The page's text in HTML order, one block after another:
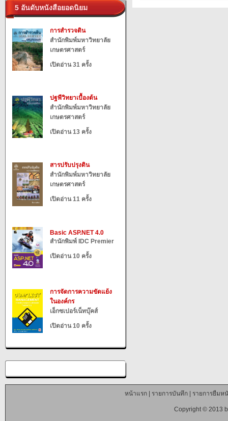
5 อันดับหนังสือยอดนิยม
การสำรวจดิน
สำนักพิมพ์มหาวิทยาลัย
เกษตรศาสตร์
เปิดอ่าน 31 ครั้ง
ปฐพีวิทยาเบื้องต้น
สำนักพิมพ์มหาวิทยาลัย
เกษตรศาสตร์
เปิดอ่าน 13 ครั้ง
สารปรับปรุงดิน
สำนักพิมพ์มหาวิทยาลัย
เกษตรศาสตร์
เปิดอ่าน 11 ครั้ง
Basic ASP.NET 4.0
สำนักพิมพ์ IDC Premier
เปิดอ่าน 10 ครั้ง
การจัดการความขัดแย้ง
ในองค์กร
เอ็กซเปอร์เน็ทบุ๊คส์
เปิดอ่าน 10 ครั้ง
หน้าแรก| รายการบันทึก| รายการยืมห
Copyright © 2013